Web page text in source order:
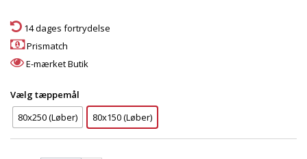
14 dages fortrydelse
Prismatch
E-mærket Butik
Vælg tæppemål
80x250 (Løber)
80x150 (Løber)